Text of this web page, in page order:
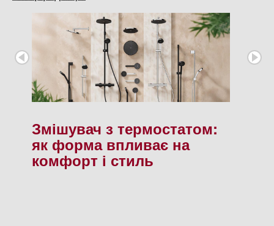
Змішувач з термостатом:
як форма впливає на
комфорт і стиль